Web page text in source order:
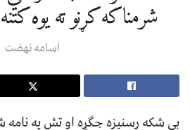
شرمناکه کړنو ته یوه
اسامه نهضت
بې شکه رسنیزه جګړه او تش په